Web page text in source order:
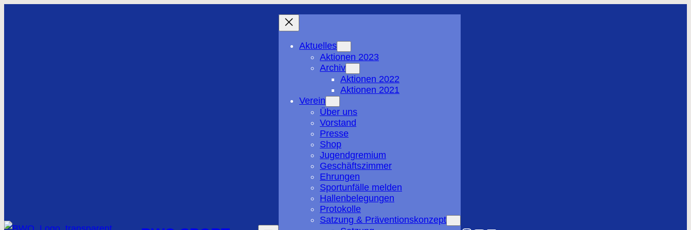
Aktuelles
Aktionen 2023
Archiv
Aktionen 2022
Aktionen 2021
Verein
Über uns
Vorstand
Presse
Shop
Jugendgremium
Geschäftszimmer
Ehrungen
Sportunfälle melden
Hallenbelegungen
Protokolle
Satzung & Präventionskonzept